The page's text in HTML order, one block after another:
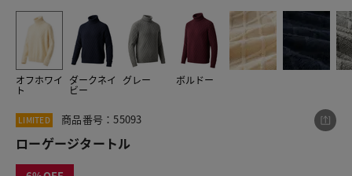
オフホワイ
ト
ダークネイ
ビー
グレー ボルドー
LIMITED 商品番号：55093
ローゲージタートル
この商品をシェアする
ローゲージタートル
¥7,490 税込¥8,239